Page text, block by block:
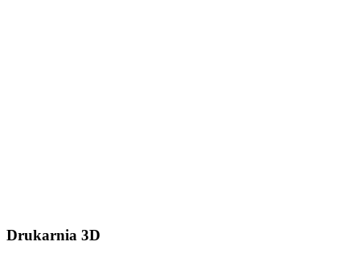
Drukarnia 3D